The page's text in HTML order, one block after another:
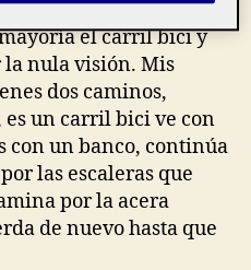
el carril bici y
la nula visión. Mis
dos caminos,
es un carril bici ve con
con un banco, continúa
las escaleras que
por la acera
de nuevo hasta que